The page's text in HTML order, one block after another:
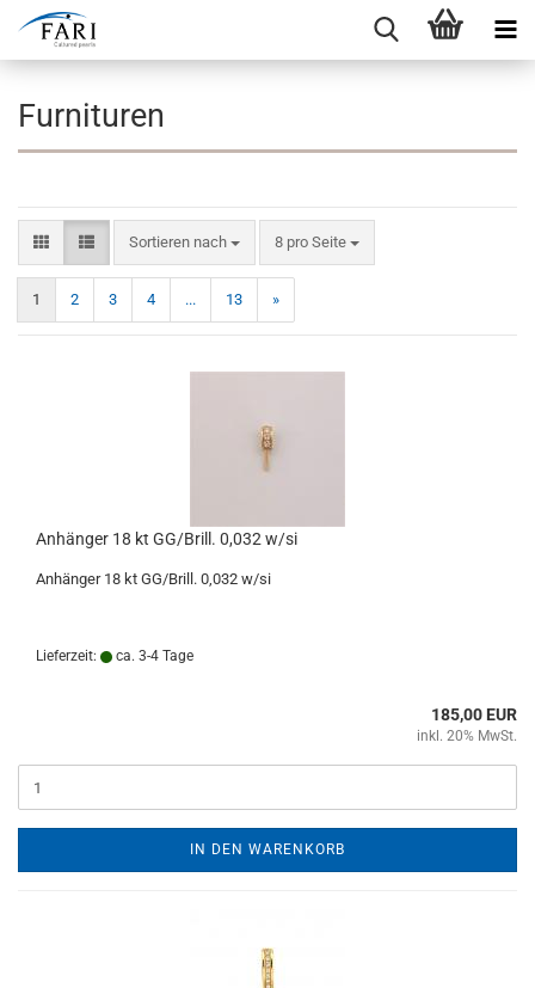
Furnituren
Sortieren nach
Sortieren nach 8 pro Seite
pro Seite
1 2 3 4 ... 13 »
Anhänger 18 kt GG/Brill. 0,032 w/si
Anhänger 18 kt GG/Brill. 0,032 w/si
Lieferzeit: ca. 3-4 Tage
185,00 EUR
inkl. 20% MwSt.
IN DEN WARENKORB